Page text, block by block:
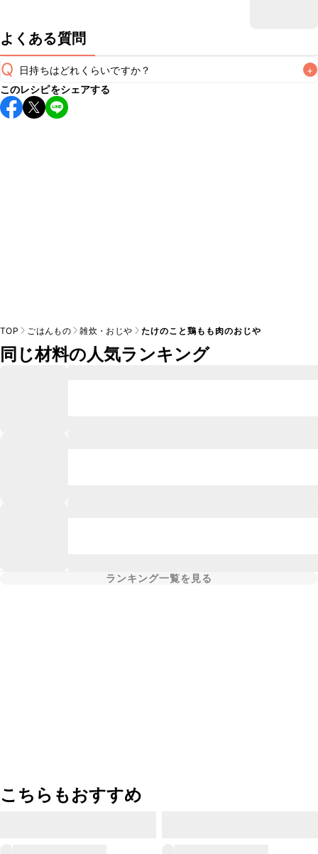
よくある質問
Q 日持ちはどれくらいですか？ +
こちらのレシピは出来たてをお召し上がりいただくことをお
すすめします。
このレシピをシェアする
TOP ごはんもの 雑炊・おじや たけのこと鶏もも肉のおじや
同じ材料の人気ランキング
ランキング一覧を見る
こちらもおすすめ